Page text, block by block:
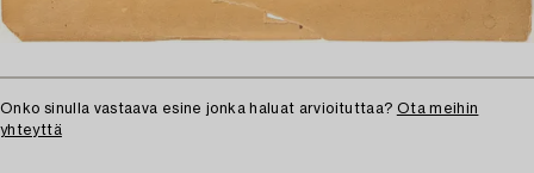
Onko sinulla vastaava esine jonka haluat arvioituttaa? Ota meihin
yhteyttä